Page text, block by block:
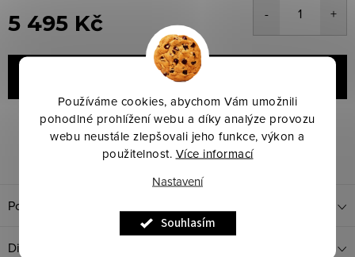
Používáme cookies, abychom Vám umožnili
pohodlné prohlížení webu a díky analýze provozu
webu neustále zlepšovali jeho funkce, výkon a
použitelnost. Více informací
Nastavení
Souhlasím
5 495 Kč
cena:
VLOŽIT DO KOŠÍKU
Značka: B - Vertigo Kód produktu: Zvolte variantu
Dotaz k produktu
Sdílet
Popis produktu
Diskuze